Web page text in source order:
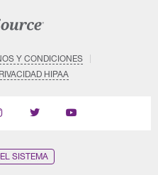
Y CONDICIONES
HIPAA
Follow
Subscribe
SISTEMA